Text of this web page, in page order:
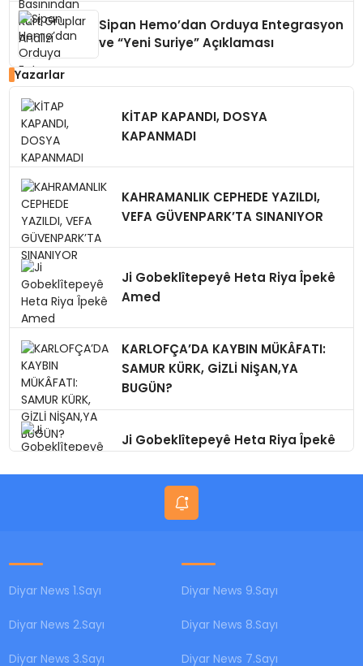
Sipan Hemo’dan Orduya Entegrasyon
ve “Yeni Suriye” Açıklaması
Yazarlar
KİTAP KAPANDI, DOSYA
KAPANMADI
KAHRAMANLIK CEPHEDE YAZILDI,
VEFA GÜVENPARK’TA SINANIYOR
Ji Gobeklîtepeyê Heta Riya Îpekê
Amed
KARLOFÇA’DA KAYBIN MÜKÂFATI:
SAMUR KÜRK, GİZLİ NİŞAN,YA
BUGÜN?
Ji Gobeklîtepeyê Heta Riya Îpekê
Diyar News 1.Sayı
Diyar News 2.Sayı
Diyar News 3.Sayı
Diyar News 9.Sayı
Diyar News 8.Sayı
Diyar News 7.Sayı